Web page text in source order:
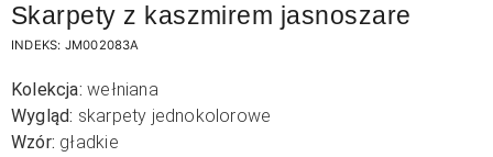
Skarpety z kaszmirem jasnoszare
INDEKS: JM002083A
Kolekcja: wełniana
Wygląd: skarpety jednokolorowe
Wzór: gładkie